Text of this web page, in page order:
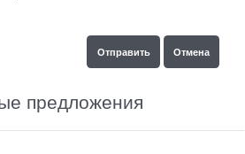
предложения